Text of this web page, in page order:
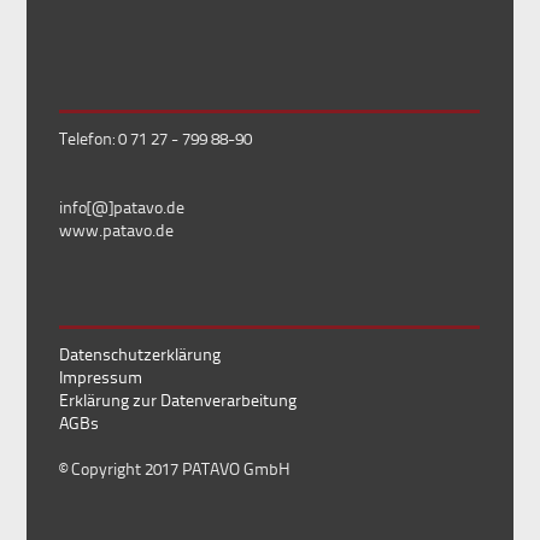
Telefon: 0 71 27 - 799 88-90
info[@]patavo.de
www.patavo.de
Datenschutzerklärung
Impressum
Erklärung zur Datenverarbeitung
AGBs
© Copyright 2017 PATAVO GmbH